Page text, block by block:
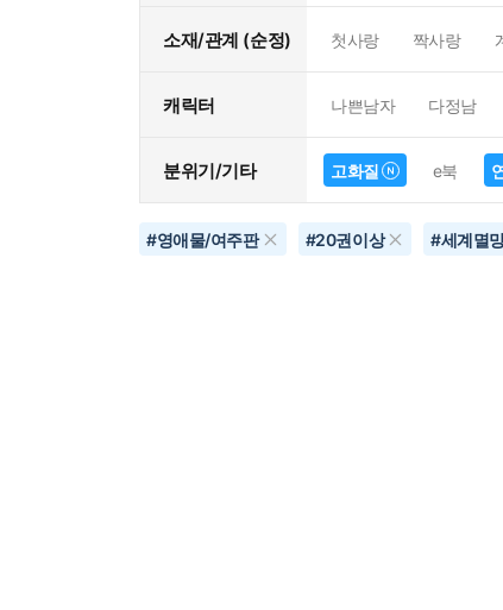
소재/관계 (순정) 첫사랑 짝사랑
캐릭터 나쁜남자 다정남
분위기/기타 고화질 e북
#영애물/여주판 #20권이상 #세계멸